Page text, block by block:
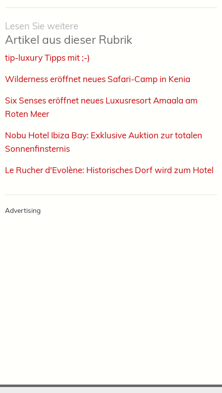
Lesen Sie weitere
Artikel aus dieser Rubrik
tip-luxury Tipps mit ;-)
Wilderness eröffnet neues Safari-Camp in Kenia
Six Senses eröffnet neues Luxusresort Amaala am
Roten Meer
Nobu Hotel Ibiza Bay: Exklusive Auktion zur totalen
Sonnenfinsternis ­
Le Rucher d'Evolène: Historisches Dorf wird zum Hotel
Advertising